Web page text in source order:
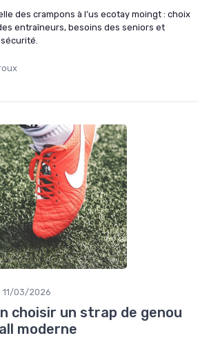
des crampons à l’us ecotay moingt : choix
entraîneurs, besoins des seniors et
11/03/2026
choisir un strap de genou
moderne